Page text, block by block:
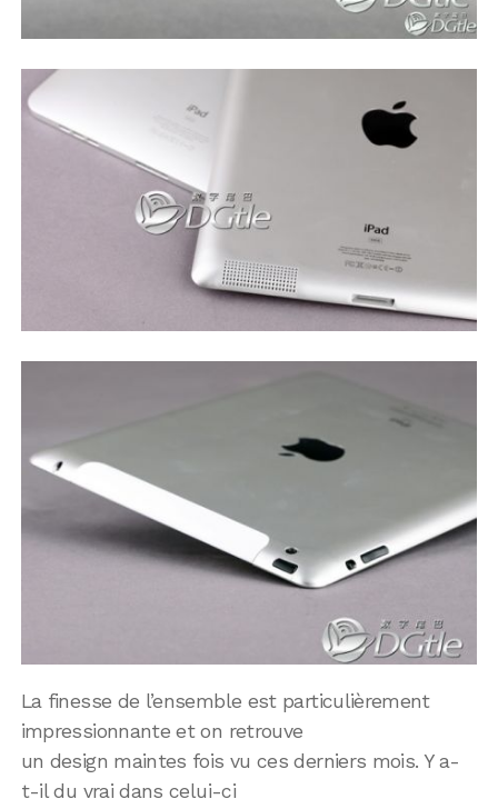
La finesse de l’ensemble est particulièrement
impressionnante et on retrouve
un design maintes fois vu ces derniers mois. Y a-
t-il du vrai dans celui-ci